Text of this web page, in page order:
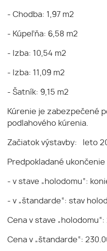
- Chodba: 1,97 m2
- Kúpeľňa: 6,58 m2
- Izba: 10,54 m2
- Izba: 11,09 m2
- Šatník: 9,15 m2
Kúrenie je zabezpečené
podlahového kúrenia.
Začiatok výstavby: leto
Predpokladané
- v stave „holodomu“:
- v „štandarde“: stav
Cena v stave
Cena v „štandarde“: